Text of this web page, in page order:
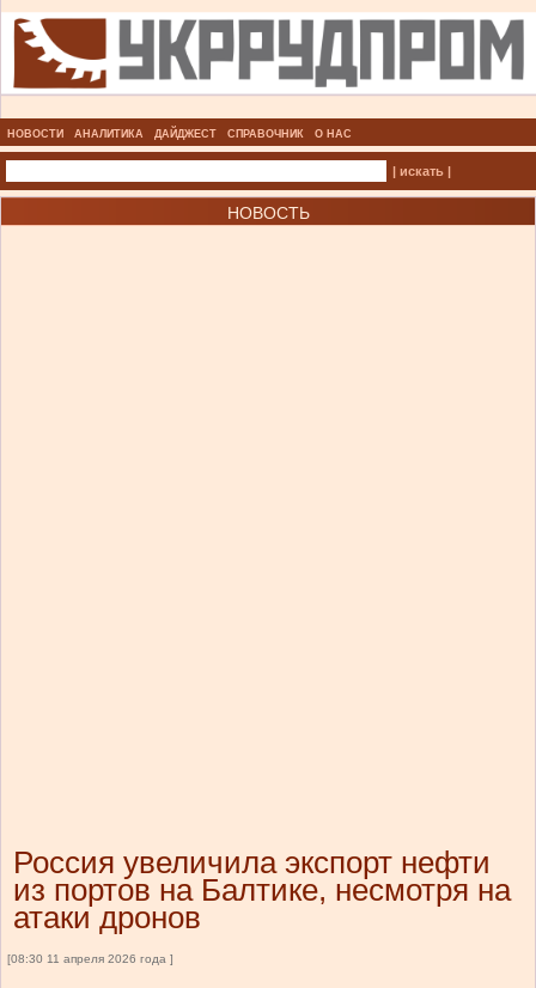
НОВОСТИ АНАЛИТИКА ДАЙДЖЕСТ СПРАВОЧНИК О НАС
| искать |
НОВОСТЬ
Россия увеличила экспорт нефти
из портов на Балтике, несмотря на
атаки дронов
[08:30 11 апреля 2026 года ]